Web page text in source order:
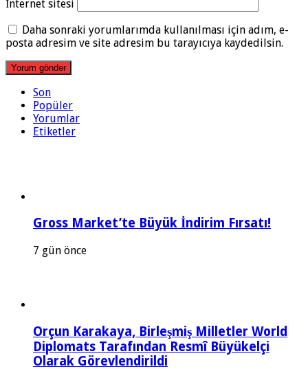
İnternet sitesi
Daha sonraki yorumlarımda kullanılması için adım, e-
posta adresim ve site adresim bu tarayıcıya kaydedilsin.
Son
Popüler
Yorumlar
Etiketler
Gross Market’te Büyük İndirim Fırsatı!
7 gün önce
Orçun Karakaya, Birleşmiş Milletler World
Diplomats Tarafından Resmî Büyükelçi
Olarak Görevlendirildi